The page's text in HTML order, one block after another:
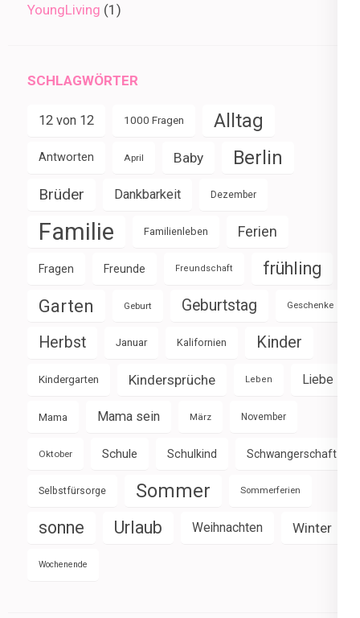
YoungLiving (1)
SCHLAGWÖRTER
12 von 12 1000 Fragen Alltag
Antworten April Baby Berlin
Brüder Dankbarkeit Dezember
Familie Familienleben Ferien
Fragen Freunde Freundschaft frühling
Garten Geburt Geburtstag Geschenke
Herbst Januar Kalifornien Kinder
Kindergarten Kindersprüche Leben Liebe
Mama Mama sein März November
Oktober Schule Schulkind Schwangerschaft
Selbstfürsorge Sommer Sommerferien
sonne Urlaub Weihnachten Winter
Wochenende